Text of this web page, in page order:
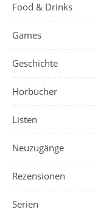
Food & Drinks
Games
Geschichte
Hörbücher
Listen
Neuzugänge
Rezensionen
Serien